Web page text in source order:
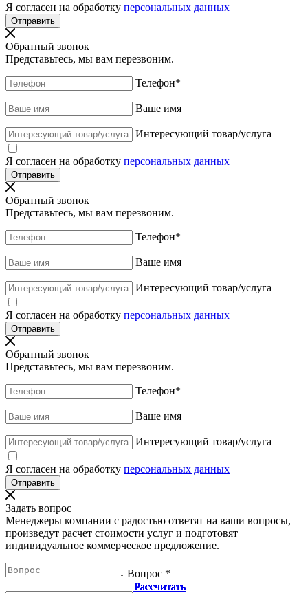
Я согласен на обработку персональных данных
Обратный звонок
Представьтесь, мы вам перезвоним.
Телефон*
Ваше имя
Интересующий товар/услуга
Я согласен на обработку персональных данных
Обратный звонок
Представьтесь, мы вам перезвоним.
Телефон*
Ваше имя
Интересующий товар/услуга
Я согласен на обработку персональных данных
Обратный звонок
Представьтесь, мы вам перезвоним.
Телефон*
Ваше имя
Интересующий товар/услуга
Я согласен на обработку персональных данных
Задать вопрос
Менеджеры компании с радостью ответят на ваши вопросы,
произведут расчет стоимости услуг и подготовят
индивидуальное коммерческое предложение.
Вопрос *
Рассчитать
Рассчитать
Рассчитать
Рассчитать
Рассчитать
Рассчитать
Рассчитать
Рассчитать
Рассчитать
Рассчитать
Рассчитать
Рассчитать